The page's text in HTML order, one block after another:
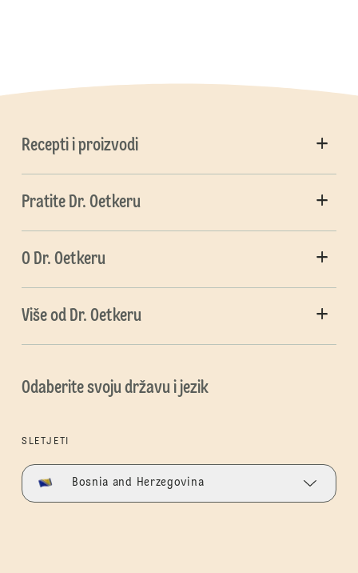
Recepti i proizvodi
Pratite Dr. Oetkeru
O Dr. Oetkeru
Više od Dr. Oetkeru
Odaberite svoju državu i jezik
SLETJETI
Bosnia and Herzegovina